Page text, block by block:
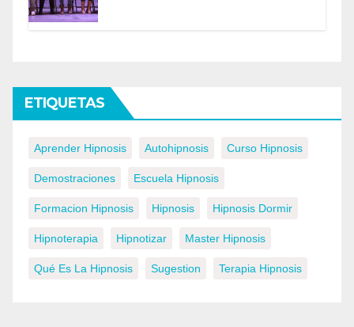
ETIQUETAS
Aprender Hipnosis Autohipnosis Curso Hipnosis
Demostraciones Escuela Hipnosis
Formacion Hipnosis Hipnosis Hipnosis Dormir
Hipnoterapia Hipnotizar Master Hipnosis
Qué Es La Hipnosis Sugestion Terapia Hipnosis